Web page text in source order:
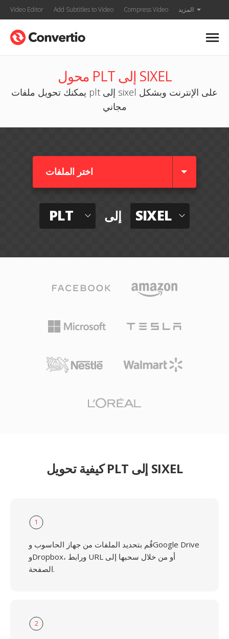
Video Editor Add Subtitles to Video Compress Video المزيد
محول PLT إلى SIXEL
يمكنك تحويل ملفات plt إلى sixel على الإنترنت وبشكل
مجاني
اختر الملفات
PLT إلى SIXEL
كيفية تحويل PLT إلى SIXEL
1
قُم بتحديد الملفات من جهاز الحاسوب وGoogle Drive
وDropbox، ورابط URL أو من خلال سحبها إلى
الصفحة.
2